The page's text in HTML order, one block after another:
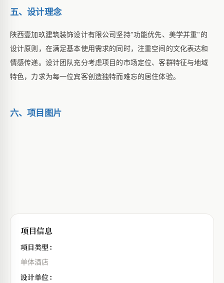
五、设计理念
陕西壹加玖建筑装饰设计有限公司坚持"功能优先、美学并重" 的
设计原则，在满足基本使用需求的同时，注重空间的文化表达和
情感传递。设计团队充分考虑项目的市场定位、客群特征与地域
特色，力求为每一位宾客创造独特而难忘的居住体验。
六、项目图片
项目信息
项目类型：
单体酒店
设计单位：